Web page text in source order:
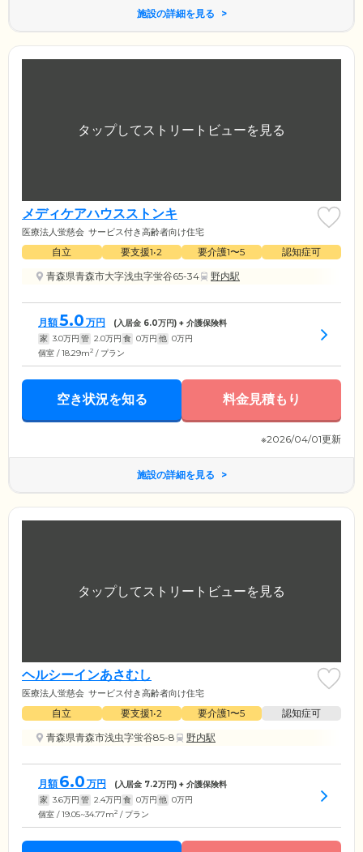
施設の詳細を見る
メディケアハウスストンキ
医療法人蛍慈会 サービス付き高齢者向け住宅
自立 要支援1•2 要介護1〜5
認知症可
青森県青森市大字浅虫字蛍谷65-34
野内駅
月額5.0 万円 (入居金 6.0万円) + 介護保険料
家 3.0万円 管 2.0万円 食 0万円 他 0万円
個室 / 18.29m2 / プラン
空き状況を知る 料金見積もり
※2026/04/01更新
施設の詳細を見る
ヘルシーインあさむし
医療法人蛍慈会 サービス付き高齢者向け住宅
自立 要支援1•2 要介護1〜5
認知症可
青森県青森市浅虫字蛍谷85-8
野内駅
月額 6.0 万円 (入居金 7.2万円) + 介護保険料
家 3.6万円 管 2.4万円 食 0万円 他 0万円
個室 / 19.05~34.77m2 / プラン